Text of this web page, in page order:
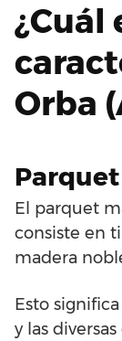
¿Cuál
Orba
El parquet
consiste en
madera
Esto
y las